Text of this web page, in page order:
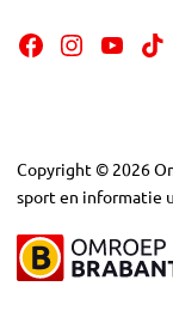
Copyright © 2026
sport en informatie